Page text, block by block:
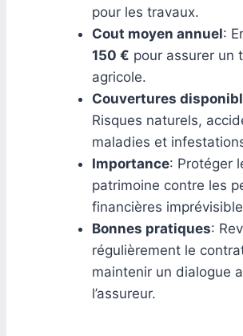
pour les travaux.
Cout moyen annuel:
150 € pour assurer un
agricole.
Couvertures
Risques naturels,
maladies et
Importance: Protéger
patrimoine contre les
financières
Bonnes pratiques:
régulièrement le
maintenir un dialogue
l’assureur.